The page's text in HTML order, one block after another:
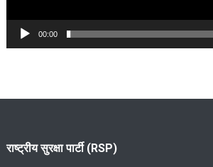
00:00
राष्ट्रीय सुरक्षा पार्टी (RSP)